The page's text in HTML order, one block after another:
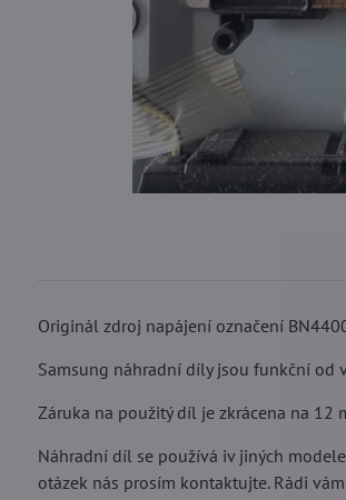
Originál zdroj napájení označení
Samsung náhradní díly jsou funkční od
Záruka na použitý díl je zkrácena na 12
Náhradní díl se používá iv jiných
otázek nás prosím kontaktujte. Rádi